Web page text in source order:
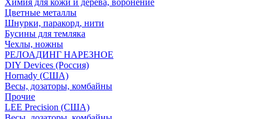
Химия для кожи и дерева, воронение
Цветные металлы
Шнурки, паракорд, нити
Бусины для темляка
Чехлы, ножны
РЕЛОАДИНГ НАРЕЗНОЕ
DIY Devices (Россия)
Hornady (США)
Весы, дозаторы, комбайны
Прочие
LEE Precision (США)